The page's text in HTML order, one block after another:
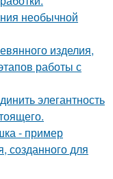
необычной
изделия,
работы с
элегантность
- пример
созданного для